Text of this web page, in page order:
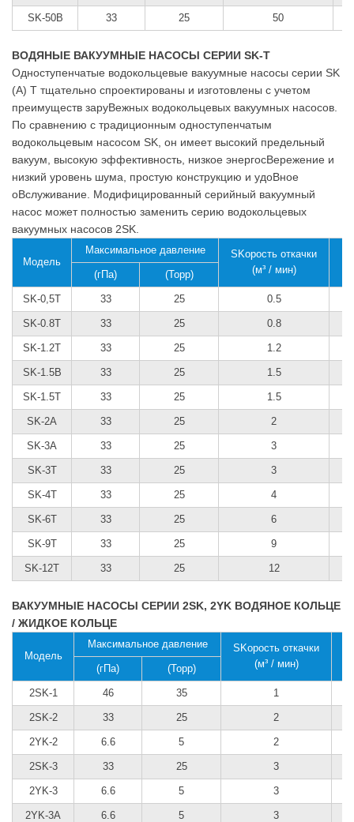
SK-50B 33 25 50
ВОДЯНЫЕ ВАКУУМНЫЕ НАСОСЫ СЕРИИ SK-T
Одноступенчатые водокольцевые вакуумные насосы серии SK
(A) T тщательно спроектированы и изготовлены с учетом
преимуществ заруBежных водокольцевых вакуумных насосов.
По сравнению с традиционным одноступенчатым
водокольцевым насосом SK, он имеет высокий предельный
вакуум, высокую эффективность, низкое энергосBережение и
низкий уровень шума, простую конструкцию и удоBное
оBслуживание. Модифицированный серийный вакуумный
насос может полностью заменить серию водокольцевых
вакуумных насосов 2SK.
Модель
Максимальное давление
SKорость откачки
(м³ / мин)
(гПа)
(Торр)
SK-0,5Т 33 25 0.5
SK-0.8Т 33 25 0.8
SK-1.2Т 33 25 1.2
SK-1.5B 33 25 1.5
SK-1.5Т 33 25 1.5
SK-2А 33 25 2
SK-3А 33 25 3
SK-3Т 33 25 3
SK-4Т 33 25 4
SK-6Т 33 25 6
SK-9Т 33 25 9
SK-12Т 33 25 12
ВАКУУМНЫЕ НАСОСЫ СЕРИИ 2SK, 2YK ВОДЯНОЕ КОЛЬЦЕ
/ ЖИДКОЕ КОЛЬЦЕ
Модель
Максимальное давление
SKорость откачки
(м³ / мин)
(гПа)
(Торр)
2SK-1 46 35 1
2SK-2 33 25 2
2YK-2 6.6 5 2
2SK-3 33 25 3
2YK-3 6.6 5 3
2YK-3A 6.6 5 3